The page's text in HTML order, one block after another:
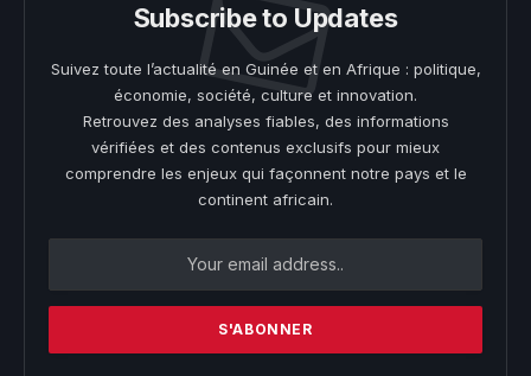
Subscribe to Updates
Suivez toute l’actualité en Guinée et en Afrique : politique,
économie, société, culture et innovation.
Retrouvez des analyses fiables, des informations
vérifiées et des contenus exclusifs pour mieux
comprendre les enjeux qui façonnent notre pays et le
continent africain.